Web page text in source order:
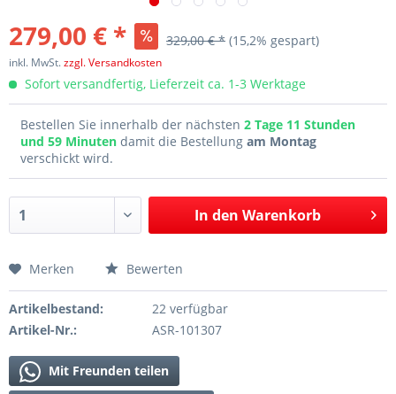
279,00 € * 329,00 € * (15,2% gespart)
inkl. MwSt.zzgl. Versandkosten
Sofort versandfertig, Lieferzeit ca. 1-3 Werktage
Bestellen Sie innerhalb der nächsten 2 Tage 11 Stunden
und 59 Minuten damit die Bestellung am Montag
verschickt wird.
In den Warenkorb
Merken Bewerten
Artikelbestand:
22 verfügbar
Artikel-Nr.:
ASR-101307
Mit Freunden teilen